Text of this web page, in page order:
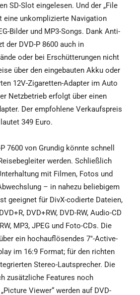
SD-Slot eingelesen. Und der „File
eine unkomplizierte Navigation
Bilder und MP3-Songs. Dank Anti-
der DVD-P 8600 auch in
oder bei Erschütterungen nicht
über den eingebauten Akku oder
12V-Zigaretten-Adapter im Auto
Netzbetrieb erfolgt über einen
Der empfohlene Verkaufspreis
349 Euro.
7600 von Grundig könnte schnell
werden. Schließlich
mit Filmen, Fotos und
– in nahezu beliebigem
geeignet für DivX-codierte Dateien,
DVD+RW, DVD-RW, Audio-CD
MP3, JPEG und Foto-CDs. Die
ein hochauflösendes 7"-Active-
im 16:9 Format; für den richten
Stereo-Lautsprecher. Die
zusätzliche Features noch
Viewer“ werden auf DVD-